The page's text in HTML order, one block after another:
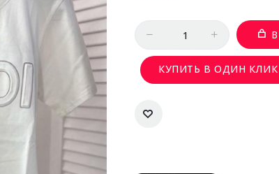
КУПИТЬ В ОДИН КЛИК